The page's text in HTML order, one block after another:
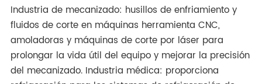
Industria de mecanizado: husillos de enfriamiento y
fluidos de corte en máquinas herramienta CNC,
amoladoras y máquinas de corte por láser para
prolongar la vida útil del equipo y mejorar la precisión
del mecanizado. Industria médica: proporciona